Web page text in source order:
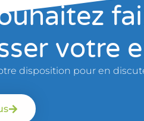
votre
disposition pour en